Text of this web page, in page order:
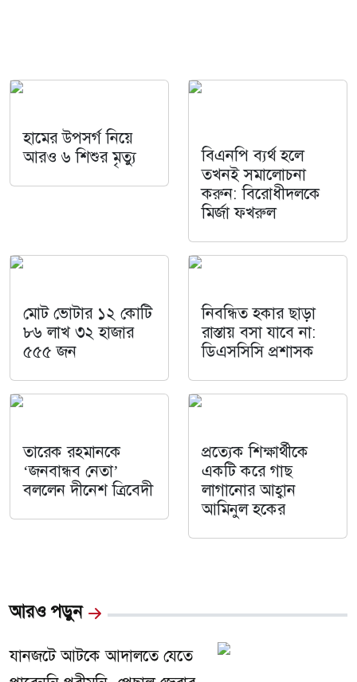
হামের উপসর্গ নিয়ে
আরও ৬ শিশুর মৃত্যু
বিএনপি ব্যর্থ হলে
তখনই সমালোচনা
করুন: বিরোধীদলকে
মির্জা ফখরুল
মোট ভোটার ১২ কোটি
৮৬ লাখ ৩২ হাজার
৫৫৫ জন
নিবন্ধিত হকার ছাড়া
রাস্তায় বসা যাবে না:
ডিএসসিসি প্রশাসক
তারেক রহমানকে
‘জনবান্ধব নেতা’
বললেন দীনেশ ত্রিবেদী
প্রত্যেক শিক্ষার্থীকে
একটি করে গাছ
লাগানোর আহ্বান
আমিনুল হকের
আরও পড়ুন
যানজটে আটকে আদালতে যেতে